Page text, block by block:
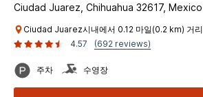
Ciudad Juarez, Chihuahua 32617, Mexico
Ciudad Juarez시내에서 0.12 마일(0.2 km) 거리
4.57
(692 reviews)
주차 수영장